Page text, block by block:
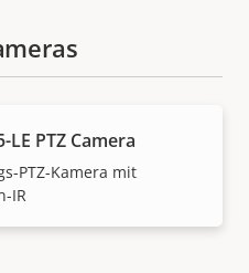
LE PTZ Camera
PTZ-Kamera mit
IR